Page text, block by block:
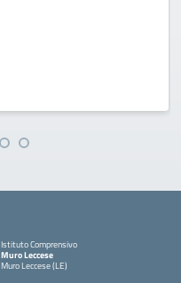
Istituto Comprensivo
Muro Leccese
Muro Leccese (LE)